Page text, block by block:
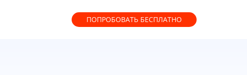
ПОПРОБОВАТЬ БЕСПЛАТНО